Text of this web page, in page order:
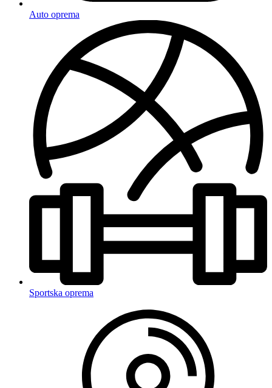
Auto oprema
Sportska oprema